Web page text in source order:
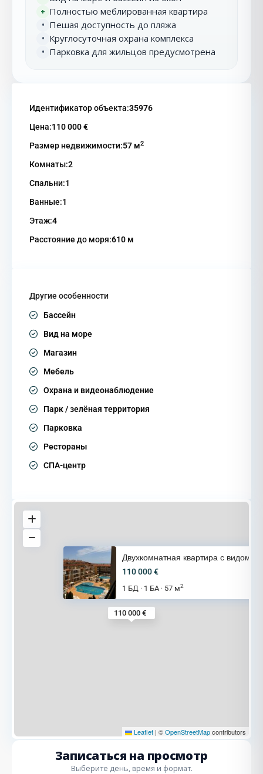
+ Полностью меблированная квартира
• Пешая доступность до пляжа
• Круглосуточная охрана комплекса
• Парковка для жильцов предусмотрена
Идентификатор объекта:35976
Цена:110 000 €
Размер недвижимости:57 м2
Комнаты:2
Спальни:1
Ванные:1
Этаж:4
Расстояние до моря:610 м
Другие особенности
Бассейн
Вид на море
Магазин
Мебель
Охрана и видеонаблюдение
Парк / зелёная территория
Парковка
Рестораны
СПА-центр
110 000 €
Двухкомнатная квартира с видом
110 000 €
1 БД · 1 БА · 57 м2
Leaflet | ©OpenStreetMapcontributors
Записаться на просмотр
Выберите день, время и формат.